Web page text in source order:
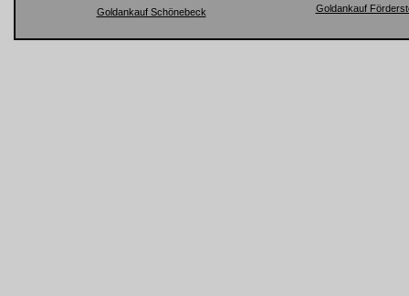
Goldankauf Schönebeck
Goldankauf